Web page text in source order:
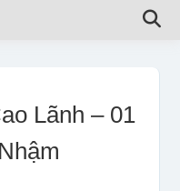
Lãnh – 01